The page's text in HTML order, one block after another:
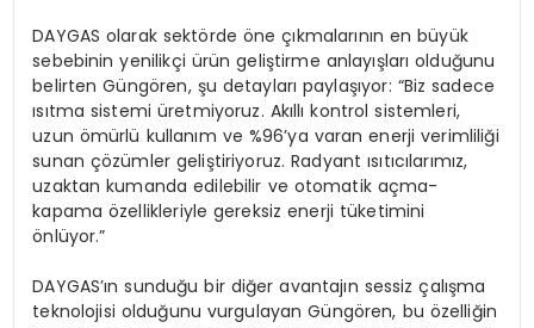
DAYGAS olarak sektörde öne çıkmalarının en büyük
sebebinin yenilikçi ürün geliştirme anlayışları olduğunu
belirten Güngören, şu detayları paylaşıyor: “Biz sadece
ısıtma sistemi üretmiyoruz. Akıllı kontrol sistemleri,
uzun ömürlü kullanım ve %96’ya varan enerji verimliliği
sunan çözümler geliştiriyoruz. Radyant ısıtıcılarımız,
uzaktan kumanda edilebilir ve otomatik açma-
kapama özellikleriyle gereksiz enerji tüketimini
önlüyor.”
DAYGAS’ın sunduğu bir diğer avantajın sessiz çalışma
teknolojisi olduğunu vurgulayan Güngören, bu özelliğin